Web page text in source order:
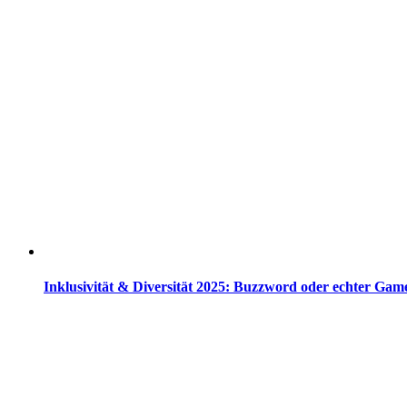
Inklusivität & Diversität 2025: Buzzword oder echter